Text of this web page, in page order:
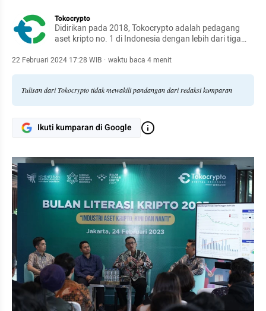
Tokocrypto
Didirikan pada 2018, Tokocrypto adalah pedagang
aset kripto no. 1 di Indonesia dengan lebih dari tiga
mencapai 10 juta dolar AS.
22 Februari 2024 17:28 WIB · waktu baca 4 menit
Tulisan dari Tokocrypto tidak mewakili pandangan dari redaksi kumparan
Ikuti kumparan di Google